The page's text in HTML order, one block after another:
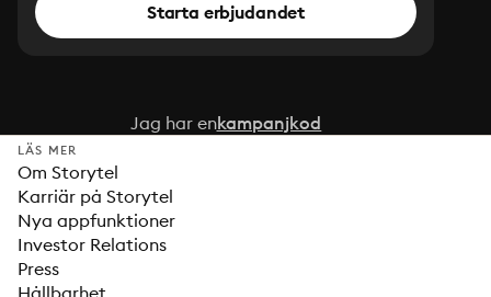
Starta erbjudandet
Jag har enkampanjkod
LÄS MER
Om Storytel
Karriär på Storytel
Nya appfunktioner
Investor Relations
Press
Hållbarhet